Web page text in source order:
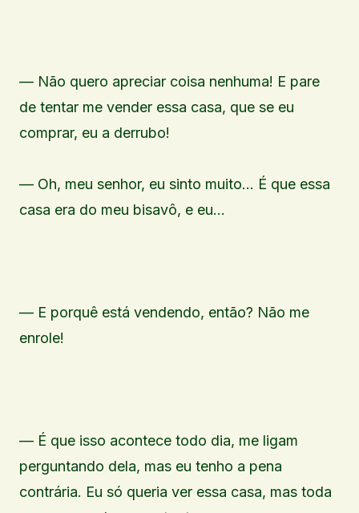
— Não quero apreciar coisa nenhuma! E pare
de tentar me vender essa casa, que se eu
comprar, eu a derrubo!
— Oh, meu senhor, eu sinto muito… É que essa
casa era do meu bisavô, e eu…
— E porquê está vendendo, então? Não me
enrole!
— É que isso acontece todo dia, me ligam
perguntando dela, mas eu tenho a pena
contrária. Eu só queria ver essa casa, mas toda